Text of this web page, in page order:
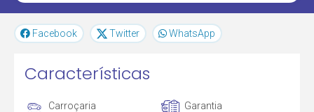
Facebook Twitter WhatsApp
Características
Carroçaria
Garantia